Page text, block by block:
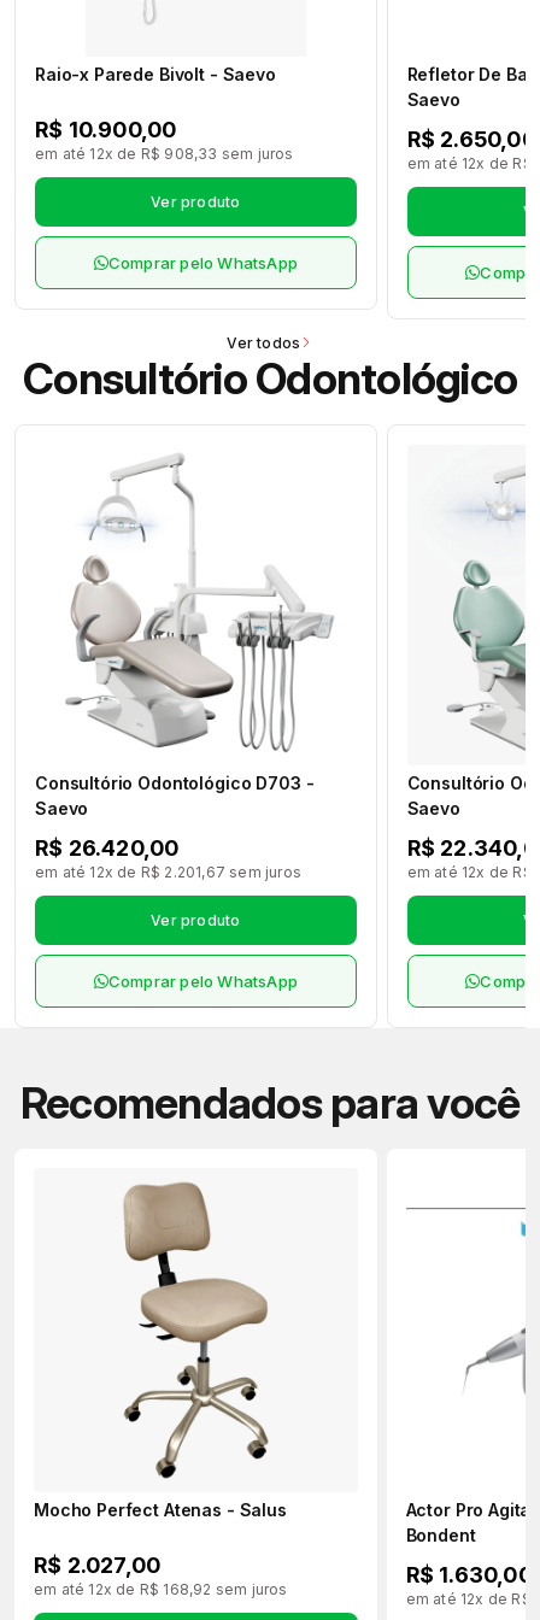
Raio-x Parede Bivolt - Saevo
R$ 10.900,00
em até 12x de R$ 908,33 sem juros
Ver produto
Comprar pelo WhatsApp
Refletor De
Saevo
R$ 2.650,00
em até 12x de
Ver todos
Consultório Odontológico
Consultório Odontológico D703 -
Saevo
R$ 26.420,00
em até 12x de R$ 2.201,67 sem juros
Ver produto
Comprar pelo WhatsApp
Consultório
Saevo
R$
em até 12x de R$
Recomendados para você
Mocho Perfect Atenas - Salus
R$ 2.027,00
em até 12x de R$ 168,92 sem juros
Actor Pro
Bondent
R$ 1.630,00
em até 12x de R$